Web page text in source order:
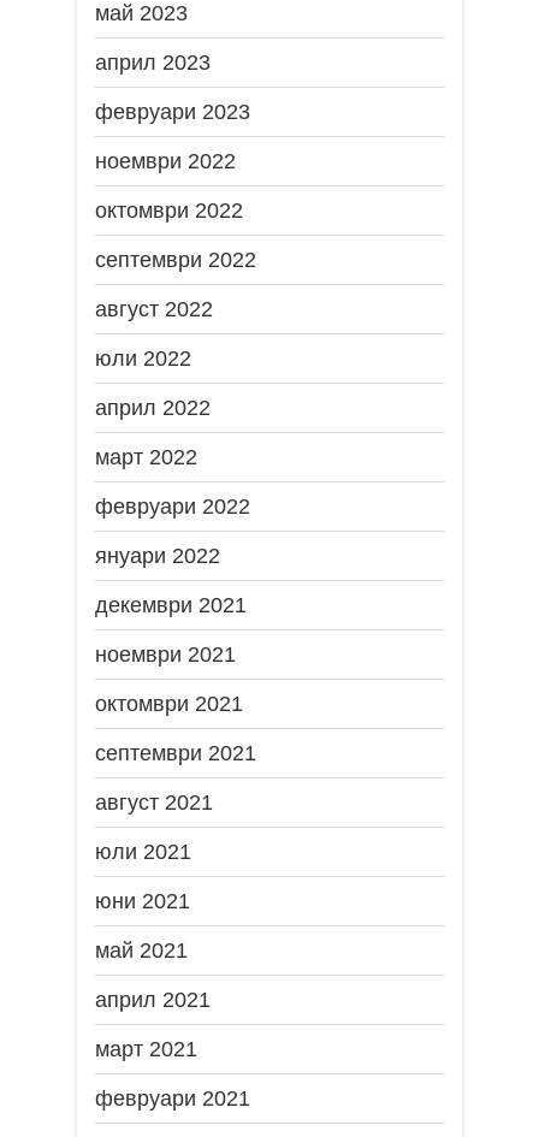
май 2023
април 2023
февруари 2023
ноември 2022
октомври 2022
септември 2022
август 2022
юли 2022
април 2022
март 2022
февруари 2022
януари 2022
декември 2021
ноември 2021
октомври 2021
септември 2021
август 2021
юли 2021
юни 2021
май 2021
април 2021
март 2021
февруари 2021